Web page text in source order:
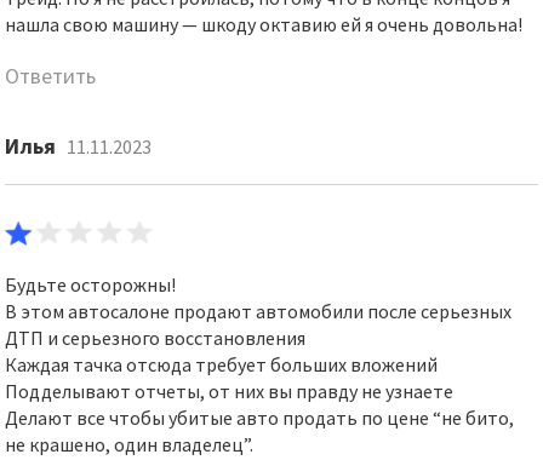
нашла свою машину — шкоду октавию ей я очень довольна!
Ответить
Илья 11.11.2023
Будьте осторожны!
В этом автосалоне продают автомобили после серьезных
ДТП и серьезного восстановления
Каждая тачка отсюда требует больших вложений
Подделывают отчеты, от них вы правду не узнаете
Делают все чтобы убитые авто продать по цене “не бито,
не крашено, один владелец”.